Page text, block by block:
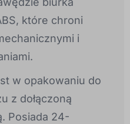
które chroni
i
w opakowaniu do
z dołączoną
Posiada 24-